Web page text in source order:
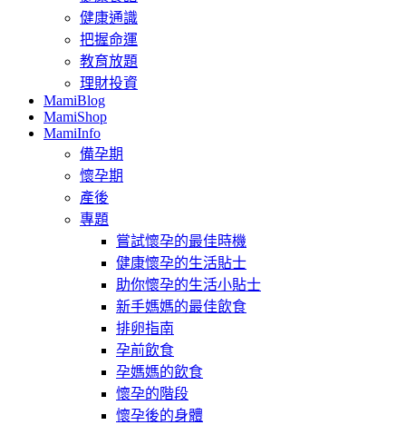
健康通識
把握命運
教育放題
理財投資
MamiBlog
MamiShop
MamiInfo
備孕期
懷孕期
產後
專題
嘗試懷孕的最佳時機
健康懷孕的生活貼士
助你懷孕的生活小貼士
新手媽媽的最佳飲食
排卵指南
孕前飲食
孕媽媽的飲食
懷孕的階段
懷孕後的身體